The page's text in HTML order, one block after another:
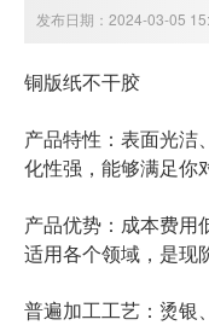
发布日期：2024-03-05
铜版纸不干胶
产品特性：表面光洁
化性强，能够满足你
产品优势：成本费用
适用各个领域，是现
普遍加工工艺：烫银